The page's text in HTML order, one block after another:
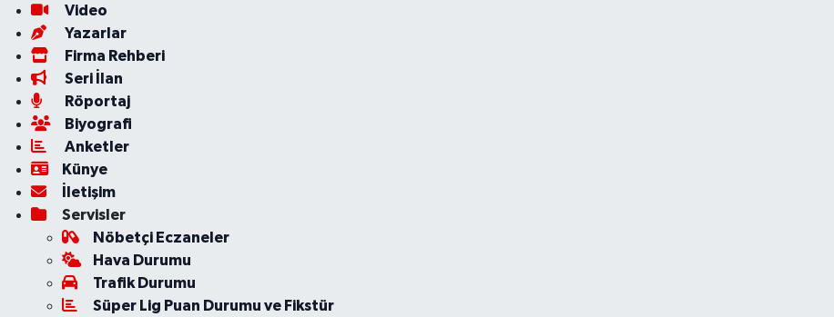
Video
Yazarlar
Firma Rehberi
Seri İlan
Röportaj
Biyografi
Anketler
Künye
İletişim
Servisler
Nöbetçi Eczaneler
Hava Durumu
Trafik Durumu
Süper Lig Puan Durumu ve Fikstür